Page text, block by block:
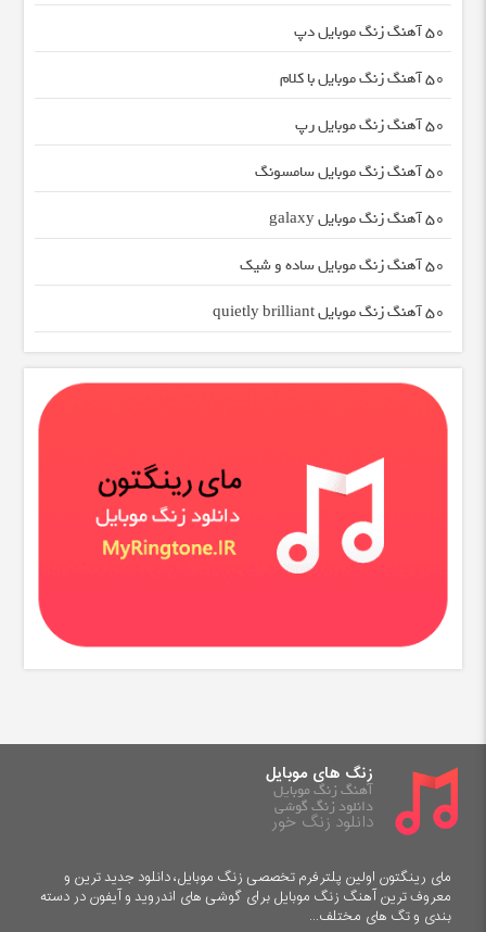
50 آهنگ زنگ موبایل دپ
50 آهنگ زنگ موبایل با کلام
50 آهنگ زنگ موبایل رپ
50 آهنگ زنگ موبایل سامسونگ
50 آهنگ زنگ موبایل galaxy
50 آهنگ زنگ موبایل ساده و شیک
50 آهنگ زنگ موبایل quietly brilliant
زنگ های موبایل
آهنگ زنگ موبایل
دانلود زنگ گوشی
دانلود زنگ خور
مای رینگتون اولین پلترفرم تخصصی زنگ موبایل، دانلود جدید ترین و
معروف ترین آهنگ زنگ موبایل برای گوشی های اندروید و آیفون در دسته
بندی و تگ های مختلف...